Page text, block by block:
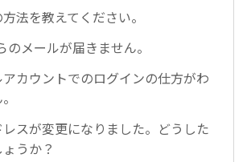
法を教えてください。
のメールが届きません。
カウントでのログインの仕方がわ
レスが変更になりました。どうした
うか？